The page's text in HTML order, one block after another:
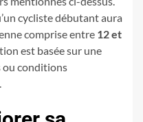
cycliste débutant aura
comprise entre 12 et
est basée sur une
ou conditions